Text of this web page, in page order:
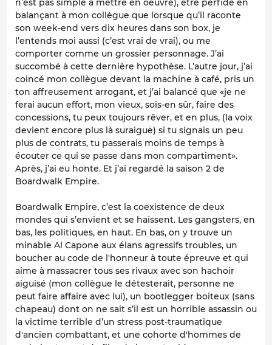
n’est pas simple à mettre en oeuvre), être perfide en
balançant à mon collègue que lorsque qu’il raconte
son week-end vers dix heures dans son box, je
l’entends moi aussi (c’est vrai de vrai), ou me
comporter comme un grossier personnage. J’ai
succombé à cette dernière hypothèse. L’autre jour, j’ai
coincé mon collègue devant la machine à café, pris un
ton affreusement arrogant, et j’ai balancé que «je ne
ferai aucun effort, mon vieux, sois-en sûr, faire des
concessions, tu peux toujours rêver, et en plus, (la voix
devient encore plus là suraiguë) si tu signais un peu
plus de contrats, tu passerais moins de temps à
écouter ce qui se passe dans mon compartiment».
Après, j’ai eu honte. Et j’ai regardé la saison 2 de
Boardwalk Empire.
Boardwalk Empire, c’est la coexistence de deux
mondes qui s’envient et se haïssent. Les gangsters, en
bas, les politiques, en haut. En bas, on y trouve un
minable Al Capone aux élans agressifs troubles, un
boucher au code de l'honneur à toute épreuve et qui
aime à massacrer tous ses rivaux avec son hachoir
aiguisé (mon collègue le détesterait, personne ne
peut faire affaire avec lui), un bootlegger boiteux (sans
chapeau) dont on ne sait s’il est un horrible assassin ou
la victime terrible d’un stress post-traumatique
d'ancien combattant, et une cohorte d'hommes de